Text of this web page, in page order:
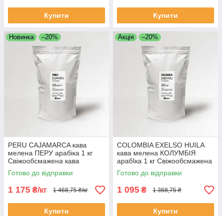
Купити Купити
Новинка –20%
PERU CAJAMARCA кава
мелена ПЕРУ арабіка 1 кг
Свіжообсмажена кава
мелена Моносорт
Готово до відправки
1 175 ₴/кг 1 468,75 ₴/кг
Купити
Акція –20%
COLOMBIA EXELSO HUILA
кава мелена КОЛУМБІЯ
арабІка 1 кг Свіжообсмажена
кава Моносорт
Готово до відправки
1 095 ₴ 1 368,75 ₴
Купити